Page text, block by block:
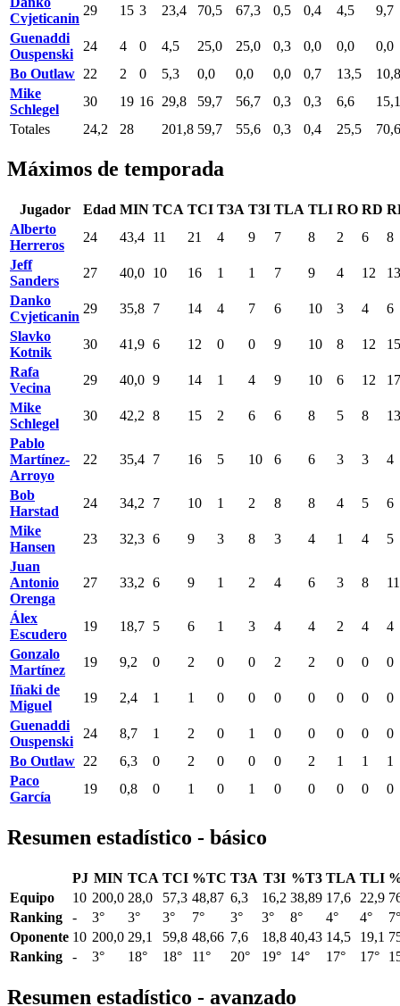
Cvjeticanin
29 15 3 23,4 70,5 67,3 0,5 0,4 4,5
9,7
Guenaddi
Ouspenski
24 4 0 4,5 25,0 25,0 0,3 0,0 0,0
0,0
Bo Outlaw 22 2 0 5,3 0,0 0,0 0,0 0,7 13,5
10,8
Mike
Schlegel
30 19 16 29,8 59,7 56,7 0,3 0,3 6,6
15,1
Totales
24,2 28 201,8 59,7 55,6 0,3 0,4 25,5 70,6
Máximos de temporada
Jugador Edad MIN TCA TCI T3A T3I TLA TLI RO RD
Alberto
Herreros
24 43,4 11 21 4 9 7 8 2 6
8
Jeff
Sanders
27 40,0 10 16 1 1 7 9 4 12
13
Danko
Cvjeticanin
29 35,8 7 14 4 7 6 10 3 4
6
Slavko
Kotnik
30 41,9 6 12 0 0 9 10 8 12
15
Rafa
Vecina
29 40,0 9 14 1 4 9 10 6 12
17
Mike
Schlegel
30 42,2 8 15 2 6 6 8 5 8
13
Pablo
Martínez-
Arroyo
22 35,4 7 16 5 10 6 6 3 3 4
Bob
Harstad
24 34,2 7 10 1 2 8 8 4 5
6
Mike
Hansen
23 32,3 6 9 3 8 3 4 1 4
5
Juan
Antonio
Orenga
27 33,2 6 9 1 2 4 6 3 8 11
Álex
Escudero
19 18,7 5 6 1 3 4 4 2 4
4
Gonzalo
Martínez
19 9,2 0 2 0 0 2 2 0 0
0
Iñaki de
Miguel
19 2,4 1 1 0 0 0 0 0 0
0
Guenaddi
Ouspenski
24 8,7 1 2 0 1 0 0 0 0
0
Bo Outlaw 22 6,3 0 2 0 0 0 2 1 1
1
Paco
García
19 0,8 0 1 0 1 0 0 0 0 0
Resumen estadístico - básico
PJ MIN TCA TCI %TC T3A T3I %T3 TLA TLI
Equipo
10 200,0 28,0 57,3 48,87 6,3 16,2 38,89 17,6 22,9
Ranking
- 3° 3° 3° 7° 3° 3° 8° 4° 4°
7°
Oponente 10 200,0 29,1 59,8 48,66 7,6 18,8 40,43 14,5 19,1
Ranking
- 3° 18° 18° 11° 20° 19° 14° 17° 17°
Resumen estadístico - avanzado